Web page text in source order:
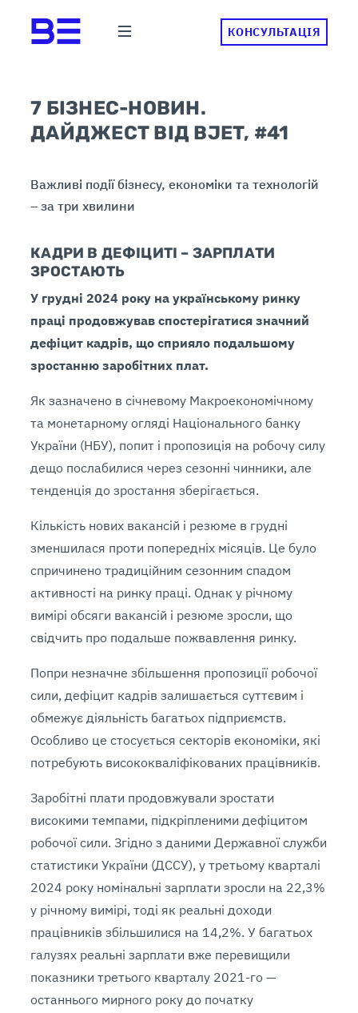
КОНСУЛЬТАЦІЯ
7 БІЗНЕС-НОВИН.
ДАЙДЖЕСТ ВІД BJET, #41
Важливі події бізнесу, економіки та технологій
– за три хвилини
КАДРИ В ДЕФІЦИТІ – ЗАРПЛАТИ
ЗРОСТАЮТЬ
У грудні 2024 року на українському ринку
праці продовжував спостерігатися значний
дефіцит кадрів, що сприяло подальшому
зростанню заробітних плат.
Як зазначено в січневому Макроекономічному
та монетарному огляді Національного банку
України (НБУ), попит і пропозиція на робочу силу
дещо послабилися через сезонні чинники, але
тенденція до зростання зберігається.
Кількість нових вакансій і резюме в грудні
зменшилася проти попередніх місяців. Це було
спричинено традиційним сезонним спадом
активності на ринку праці. Однак у річному
вимірі обсяги вакансій і резюме зросли, що
свідчить про подальше пожвавлення ринку.
Попри незначне збільшення пропозиції робочої
сили, дефіцит кадрів залишається суттєвим і
обмежує діяльність багатьох підприємств.
Особливо це стосується секторів економіки, які
потребують висококваліфікованих працівників.
Заробітні плати продовжували зростати
високими темпами, підкріпленими дефіцитом
робочої сили. Згідно з даними Державної служби
статистики України (ДССУ), у третьому кварталі
2024 року номінальні зарплати зросли на 22,3%
у річному вимірі, тоді як реальні доходи
працівників збільшилися на 14,2%. У багатьох
галузях реальні зарплати вже перевищили
показники третього кварталу 2021-го —
останнього мирного року до початку